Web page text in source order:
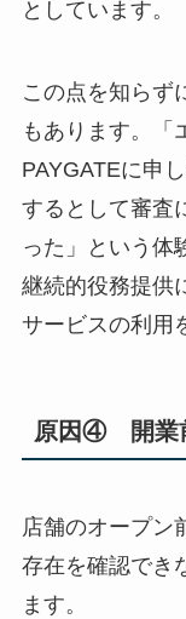
としています。
この点を知らず
もあります。「
PAYGATEに申
するとして審査
った」という体
継続的役務提供
サービスの利用
原因④ 開業
店舗のオープン
存在を確認でき
ます。